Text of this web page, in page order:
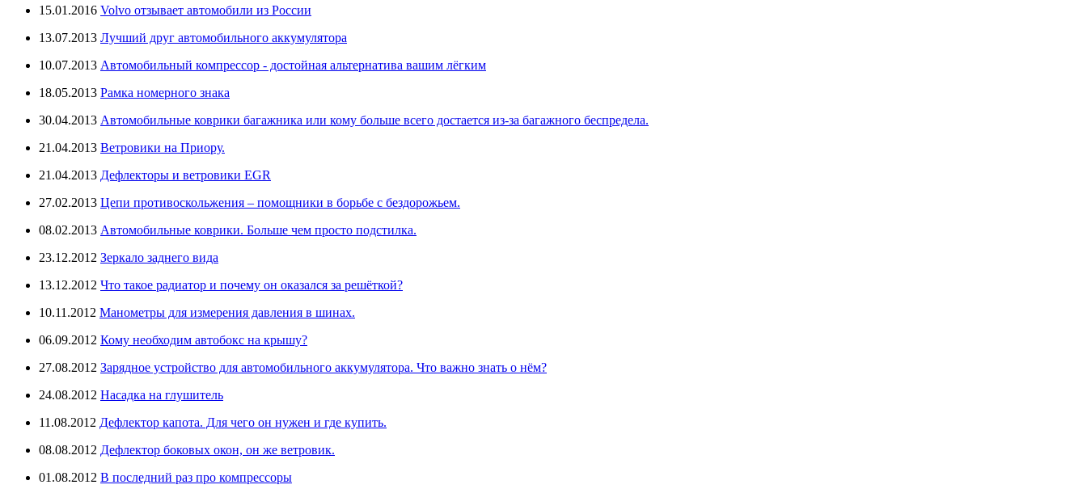
15.01.2016 Volvo отзывает автомобили из России
13.07.2013 Лучший друг автомобильного аккумулятора
10.07.2013 Автомобильный компрессор - достойная альтернатива вашим лёгким
18.05.2013 Рамка номерного знака
30.04.2013 Автомобильные коврики багажника или кому больше всего достается из-за багажного беспредела.
21.04.2013 Ветровики на Приору.
21.04.2013 Дефлекторы и ветровики EGR
27.02.2013 Цепи противоскольжения – помощники в борьбе с бездорожьем.
08.02.2013 Автомобильные коврики. Больше чем просто подстилка.
23.12.2012 Зеркало заднего вида
13.12.2012 Что такое радиатор и почему он оказался за решёткой?
10.11.2012 Манометры для измерения давления в шинах.
06.09.2012 Кому необходим автобокс на крышу?
27.08.2012 Зарядное устройство для автомобильного аккумулятора. Что важно знать о нём?
24.08.2012 Насадка на глушитель
11.08.2012 Дефлектор капота. Для чего он нужен и где купить.
08.08.2012 Дефлектор боковых окон, он же ветровик.
01.08.2012 В последний раз про компрессоры